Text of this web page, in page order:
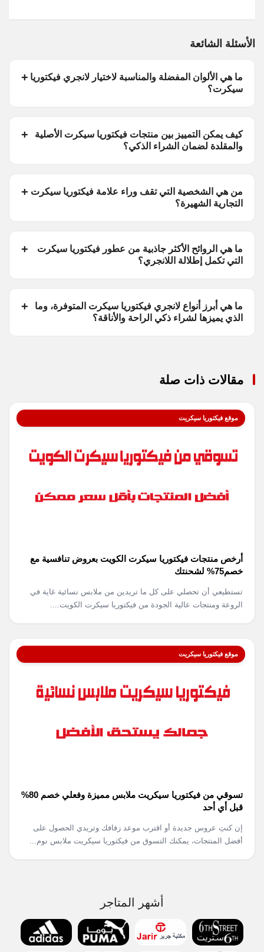
الأسئلة الشائعة
ما هي الألوان المفضلة والمناسبة لاختيار لانجري فيكتوريا
سيكرت؟
كيف يمكن التمييز بين منتجات فيكتوريا سيكرت الأصلية
والمقلدة لضمان الشراء الذكي؟
من هي الشخصية التي تقف وراء علامة فيكتوريا سيكرت
التجارية الشهيرة؟
ما هي الروائح الأكثر جاذبية من عطور فيكتوريا سيكرت
التي تكمل إطلالة اللانجري؟
ما هي أبرز أنواع لانجري فيكتوريا سيكرت المتوفرة، وما
الذي يميزها لشراء ذكي الراحة والأناقة؟
مقالات ذات صلة
موقع فيكتوريا سيكريت
أرخص منتجات فيكتوريا سيكرت الكويت بعروض تنافسية مع
خصم75% لشحنتك
تستطيعي أن تحصلي على كل ما تريدين من ملابس نسائية غاية في
الروعة ومنتجات عالية الجودة من فيكتوريا سيكرت الكويت....
موقع فيكتوريا سيكريت
تسوقي من فيكتوريا سيكريت ملابس مميزة وفعلي خصم 80%
قبل أي أحد
إن كنتِ عروس جديدة أو اقترب موعد زفافك وتريدي الحصول على
أفضل المنتجات، يمكنك التسوق من فيكتوريا سيكريت ملابس نوم...
أشهر المتاجر